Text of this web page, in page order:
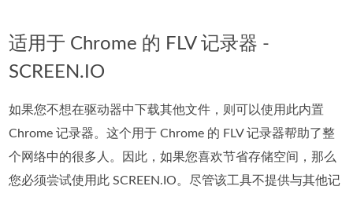
适用于 Chrome 的 FLV 记录器 -
SCREEN.IO
如果您不想在驱动器中下载其他文件，则可以使用此内置
Chrome 记录器。这个用于 Chrome 的 FLV 记录器帮助了整
个网络中的很多人。因此，如果您喜欢节省存储空间，那么
您必须尝试使用此 SCREEN.IO。尽管该工具不提供与其他记